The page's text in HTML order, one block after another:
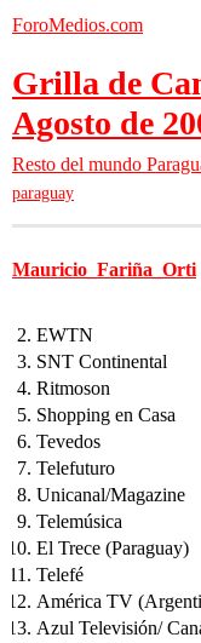
ForoMedios.com
Grilla de
Agosto de
Resto del mundo
paraguay
Mauricio_Fariña_Orti
EWTN
SNT Continental
Ritmoson
Shopping en Casa
Tevedos
Telefuturo
Unicanal/Magazine
Telemúsica
El Trece (Paraguay)
Telefé
América TV
Azul Televisión/